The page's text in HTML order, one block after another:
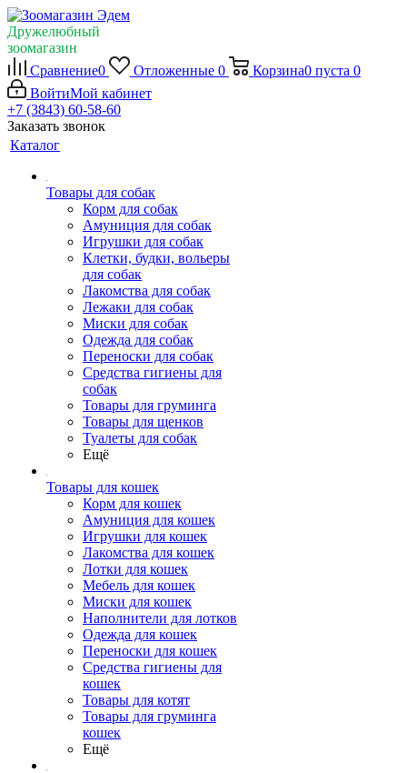
Дружелюбный
зоомагазин
Сравнение0 Отложенные 0 Корзина0 пуста 0
ВойтиМой кабинет
+7 (3843) 60-58-60
Заказать звонок
Каталог
Товары для собак
Корм для собак
Амуниция для собак
Игрушки для собак
Клетки, будки, вольеры
для собак
Лакомства для собак
Лежаки для собак
Миски для собак
Одежда для собак
Переноски для собак
Средства гигиены для
собак
Товары для груминга
Товары для щенков
Туалеты для собак
Ещё
Товары для кошек
Корм для кошек
Амуниция для кошек
Игрушки для кошек
Лакомства для кошек
Лотки для кошек
Мебель для кошек
Миски для кошек
Наполнители для лотков
Одежда для кошек
Переноски для кошек
Средства гигиены для
кошек
Товары для котят
Товары для груминга
кошек
Ещё